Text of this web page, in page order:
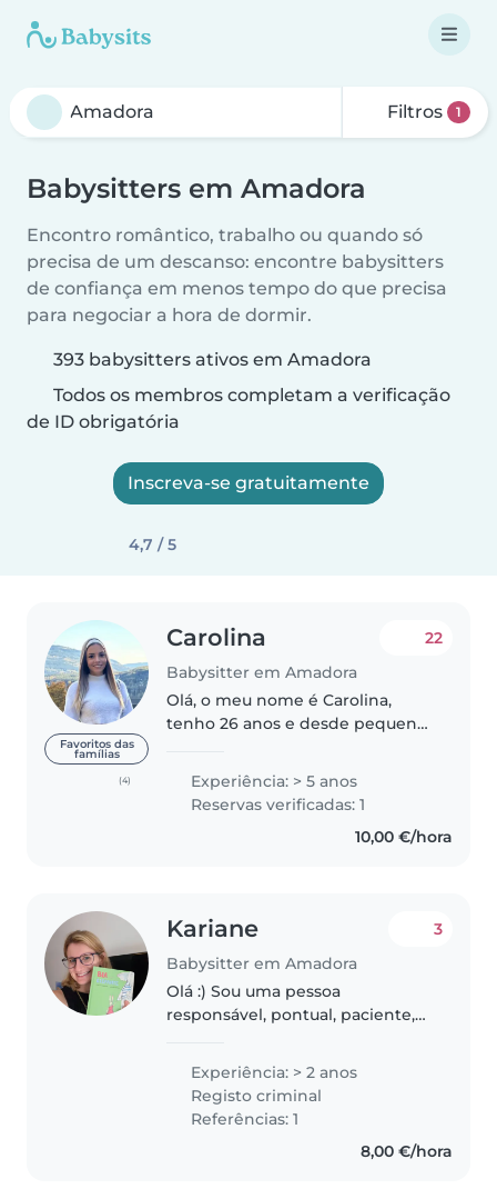
Filtros 1
Babysitters em Amadora
Encontro romântico, trabalho ou quando só
precisa de um descanso: encontre babysitters
de confiança em menos tempo do que precisa
para negociar a hora de dormir.
393 babysitters ativos em Amadora
Todos os membros completam a verificação
de ID obrigatória
Inscreva-se gratuitamente
4,7 / 5
Favoritos das
famílias
(4)
Carolina
Babysitter em Amadora
22
Olá, o meu nome é Carolina,
tenho 26 anos e desde pequena
crianças. Tenho 2 afilhados
pequenos, e dois irmãos de 6 e 2
anos dos quais cuidei quando os
Experiência: > 5 anos
Reservas verificadas: 1
10,00 €/hora
Kariane
Babysitter em Amadora
3
Olá :) Sou uma pessoa
responsável, pontual, paciente,
atividades como leitura de
histórias, pinturas, brincadeiras
ao ar..
Experiência: > 2 anos
Registo criminal
Referências: 1
8,00 €/hora